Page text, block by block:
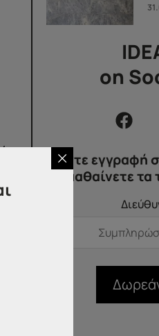
on
Κάντε εγγραφή
να μαθαίνετε